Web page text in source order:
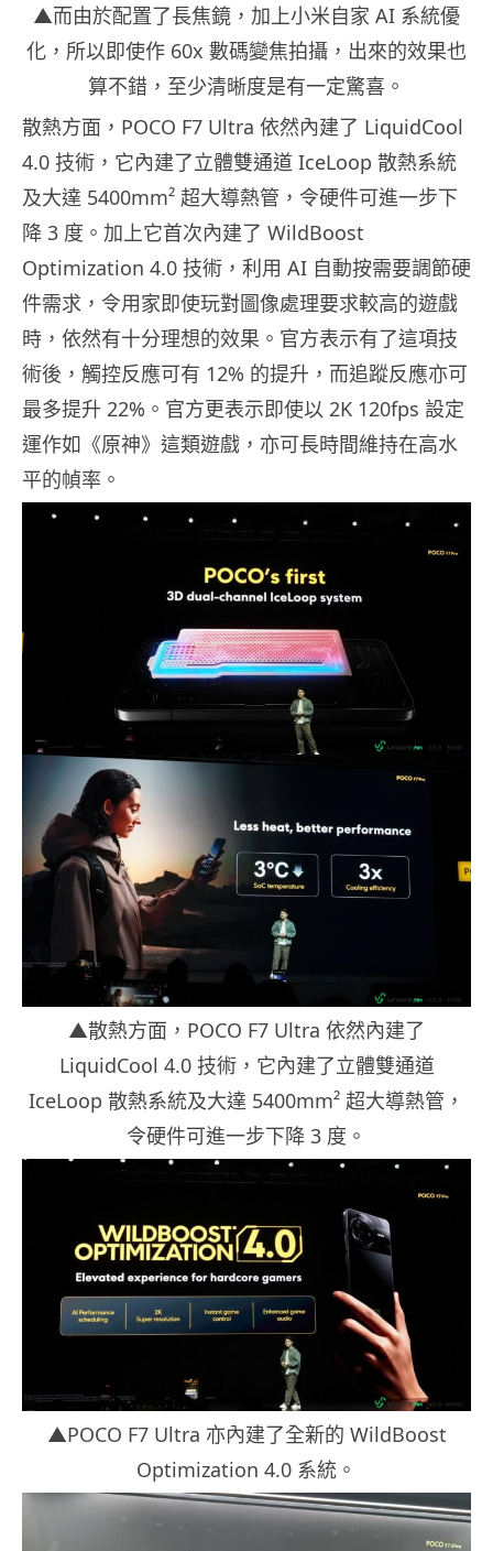
▲而由於配置了長焦鏡，加上小米自家 AI 系統優
化，所以即使作 60x 數碼變焦拍攝，出來的效果也
算不錯，至少清晰度是有一定驚喜。
散熱方面，POCO F7 Ultra 依然內建了 LiquidCool
4.0 技術，它內建了立體雙通道 IceLoop 散熱系統
及大達 5400mm² 超大導熱管，令硬件可進一步下
降 3 度。加上它首次內建了 WildBoost
Optimization 4.0 技術，利用 AI 自動按需要調節硬
件需求，令用家即使玩對圖像處理要求較高的遊戲
時，依然有十分理想的效果。官方表示有了這項技
術後，觸控反應可有 12% 的提升，而追蹤反應亦可
最多提升 22%。官方更表示即使以 2K 120fps 設定
運作如《原神》這類遊戲，亦可長時間維持在高水
平的幀率。
▲散熱方面，POCO F7 Ultra 依然內建了
LiquidCool 4.0 技術，它內建了立體雙通道
IceLoop 散熱系統及大達 5400mm² 超大導熱管，
令硬件可進一步下降 3 度。
▲POCO F7 Ultra 亦內建了全新的 WildBoost
Optimization 4.0 系統。